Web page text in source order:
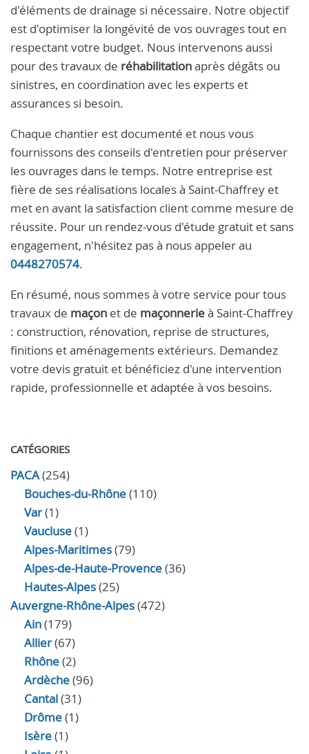
d'éléments de drainage si nécessaire. Notre objectif
est d'optimiser la longévité de vos ouvrages tout en
respectant votre budget. Nous intervenons aussi
pour des travaux de réhabilitationaprès dégâts ou
sinistres, en coordination avec les experts et
assurances si besoin.
Chaque chantier est documenté et nous vous
fournissons des conseils d'entretien pour préserver
les ouvrages dans le temps. Notre entreprise est
fière de ses réalisations locales à Saint-Chaffrey et
met en avant la satisfaction client comme mesure de
réussite. Pour un rendez-vous d'étude gratuit et sans
engagement, n'hésitez pas à nous appeler au
0448270574.
En résumé, nous sommes à votre service pour tous
travaux de maçon et de maçonnerieà Saint-Chaffrey
: construction, rénovation, reprise de structures,
finitions et aménagements extérieurs. Demandez
votre devis gratuit et bénéficiez d'une intervention
rapide, professionnelle et adaptée à vos besoins.
CATÉGORIES
PACA(254)
Bouches-du-Rhône(110)
Var(1)
Vaucluse(1)
Alpes-Maritimes(79)
Alpes-de-Haute-Provence(36)
Hautes-Alpes(25)
Auvergne-Rhône-Alpes(472)
Ain(179)
Allier(67)
Rhône(2)
Ardèche(96)
Cantal(31)
Drôme(1)
Isère(1)